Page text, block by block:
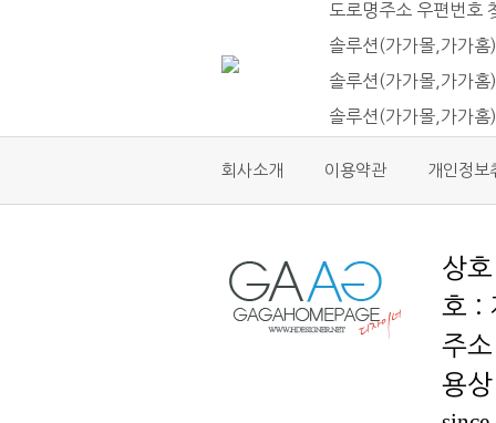
도로명주소 우편번호
솔루션(가가몰,가가
솔루션(가가몰,가가
솔루션(가가몰,가가
회사소개 이용약관 개인정보
호 :
용